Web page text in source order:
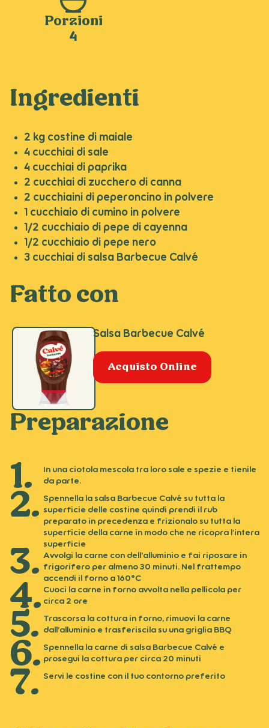
Porzioni
4
Ingredienti
2 kg costine di maiale
4 cucchiai di sale
4 cucchiai di paprika
2 cucchiai di zucchero di canna
2 cucchiaini di peperoncino in polvere
1 cucchiaio di cumino in polvere
1/2 cucchiaio di pepe di cayenna
1/2 cucchiaio di pepe nero
3 cucchiai di salsa Barbecue Calvé
Fatto con
Salsa Barbecue Calvé
Acquisto Online
Preparazione
In una ciotola mescola tra loro sale e spezie e tienile
da parte.
Spennella la salsa Barbecue Calvé su tutta la
superficie delle costine quindi prendi il rub
preparato in precedenza e frizionalo su tutta la
superficie della carne in modo che ne ricopra l’intera
superficie
Avvolgi la carne con dell’alluminio e fai riposare in
frigorifero per almeno 30 minuti. Nel frattempo
accendi il forno a 160°C
Cuoci la carne in forno avvolta nella pellicola per
circa 2 ore
Trascorsa la cottura in forno, rimuovi la carne
dall’alluminio e trasferiscila su una griglia BBQ
Spennella la carne di salsa Barbecue Calvé e
prosegui la cottura per circa 20 minuti
Servi le costine con il tuo contorno preferito